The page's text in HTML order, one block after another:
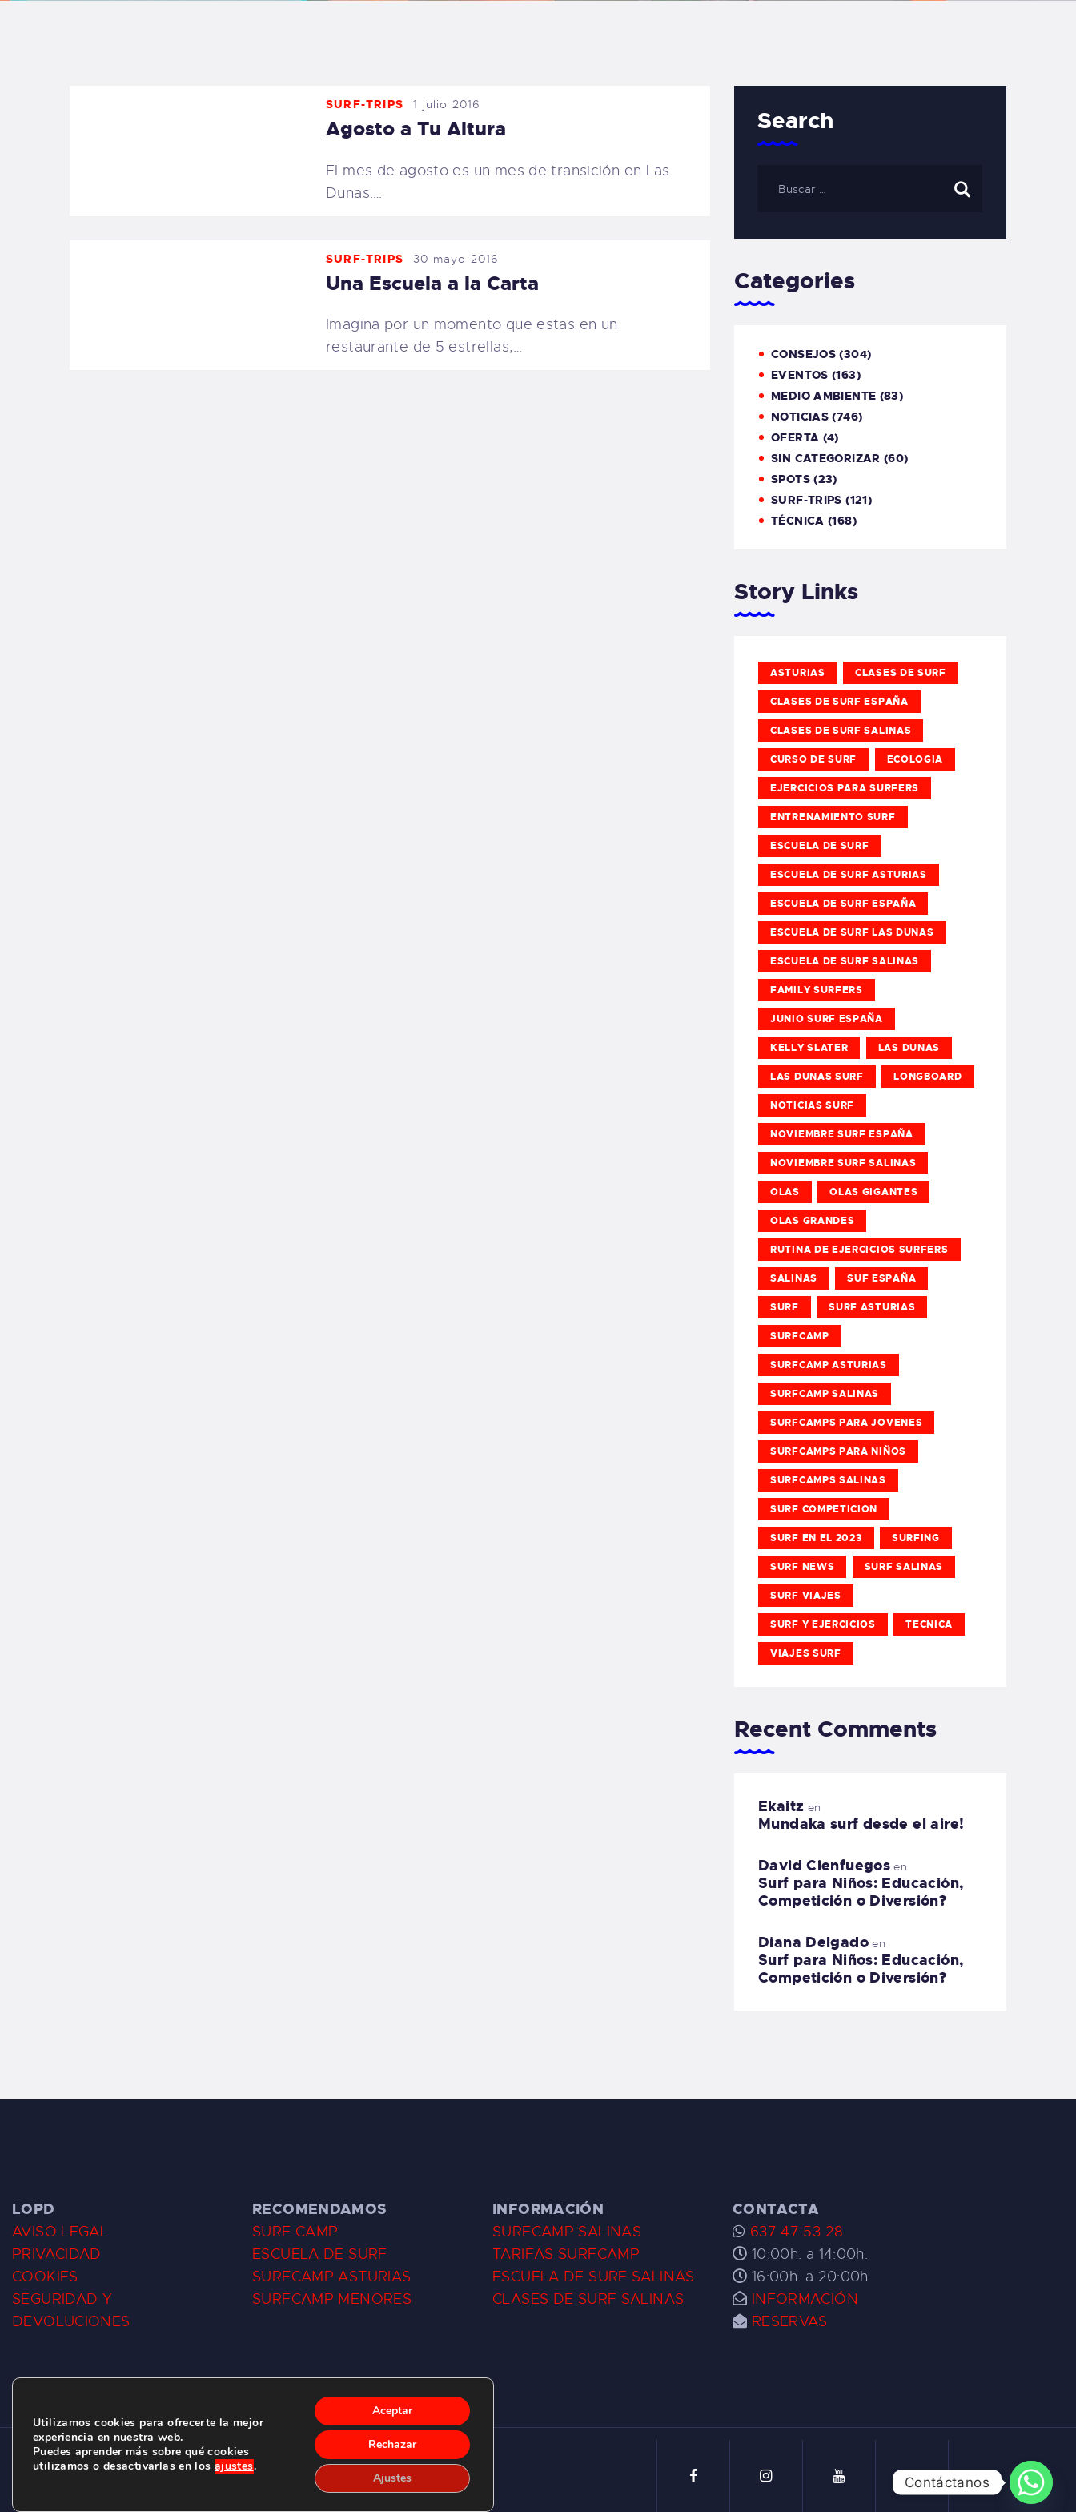
CONTACTO
CARRITO
SURFERS
WEBCAM SALINAS
PEDIDOS
SURF-TRIPS 1 julio 2016
Agosto a Tu Altura
El mes de agosto es un mes de transición en Las
Dunas.…
SURF-TRIPS 30 mayo 2016
Una Escuela a la Carta
Imagina por un momento que estas en un
restaurante de 5 estrellas,…
Search
Categories
CONSEJOS (304)
EVENTOS (163)
MEDIO AMBIENTE (83)
NOTICIAS (746)
OFERTA (4)
SIN CATEGORIZAR (60)
SPOTS(23)
SURF-TRIPS (121)
TÉCNICA (168)
Story Links
ASTURIAS CLASES DE SURF
CLASES DE SURF ESPAÑA
CLASES DE SURF SALINAS
CURSO DE SURF ECOLOGIA
EJERCICIOS PARA SURFERS
ENTRENAMIENTO SURF
ESCUELA DE SURF
ESCUELA DE SURF ASTURIAS
ESCUELA DE SURF ESPAÑA
ESCUELA DE SURF LAS DUNAS
ESCUELA DE SURF SALINAS
FAMILY SURFERS
JUNIO SURF ESPAÑA
KELLY SLATER LAS DUNAS
LAS DUNAS SURF LONGBOARD
NOTICIAS SURF
NOVIEMBRE SURF ESPAÑA
NOVIEMBRE SURF SALINAS
OLAS OLAS GIGANTES
OLAS GRANDES
RUTINA DE EJERCICIOS SURFERS
SALINAS SUF ESPAÑA
SURF SURF ASTURIAS
SURFCAMP
SURFCAMP ASTURIAS
SURFCAMP SALINAS
SURFCAMPS PARA JOVENES
SURFCAMPS PARA NIÑOS
SURFCAMPS SALINAS
SURF COMPETICION
SURF EN EL 2023 SURFING
SURF NEWS SURF SALINAS
SURF VIAJES
SURF Y EJERCICIOS TECNICA
VIAJES SURF
Recent Comments
Ekaitz en
Mundaka surf desde el aire!
David Cienfuegos en
Surf para Niños: Educación,
Competición o Diversión?
Diana Delgadoen
Surf para Niños: Educación,
Competición o Diversión?
LOPD
AVISO LEGAL
PRIVACIDAD
COOKIES
SEGURIDAD Y
DEVOLUCIONES
RECOMENDAMOS
SURF CAMP
ESCUELA DE SURF
SURFCAMP ASTURIAS
SURFCAMP MENORES
INFORMACIÓN
SURFCAMP SALINAS
TARIFAS SURFCAMP
ESCUELA DE SURF SALINAS
CLASES DE SURF SALINAS
CONTACTA
637 47 53 28
10:00h. a 14:00h.
16:00h. a 20:00h.
INFORMACIÓN
RESERVAS
CLUB DE SURF LAS DUNAS ©2026.
C/ BERNARDO ÁLVAREZ GALAN 1, SALINAS (ASTURIAS)
Utilizamos cookies para ofrecerte la mejor
experiencia en nuestra web.
Puedes aprender más sobre qué cookies
utilizamos o desactivarlas en los ajustes.
Aceptar
Rechazar
Ajustes Contáctanos